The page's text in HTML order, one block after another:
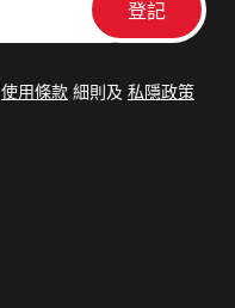
使用條款 細則及 私隱政策